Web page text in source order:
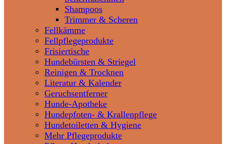
Shampoos
Trimmer & Scheren
Fellkämme
Fellpflegeprodukte
Frisiertische
Hundebürsten & Striegel
Reinigen & Trocknen
Literatur & Kalender
Geruchsentferner
Hunde-Apotheke
Hundepfoten- & Krallenpflege
Hundetoiletten & Hygiene
Mehr Pflegeprodukte